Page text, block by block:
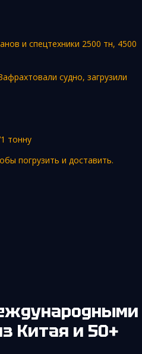
и спецтехники 2500 тн, 4500
судно, загрузили
тонну
погрузить и доставить.
Китая и 50+